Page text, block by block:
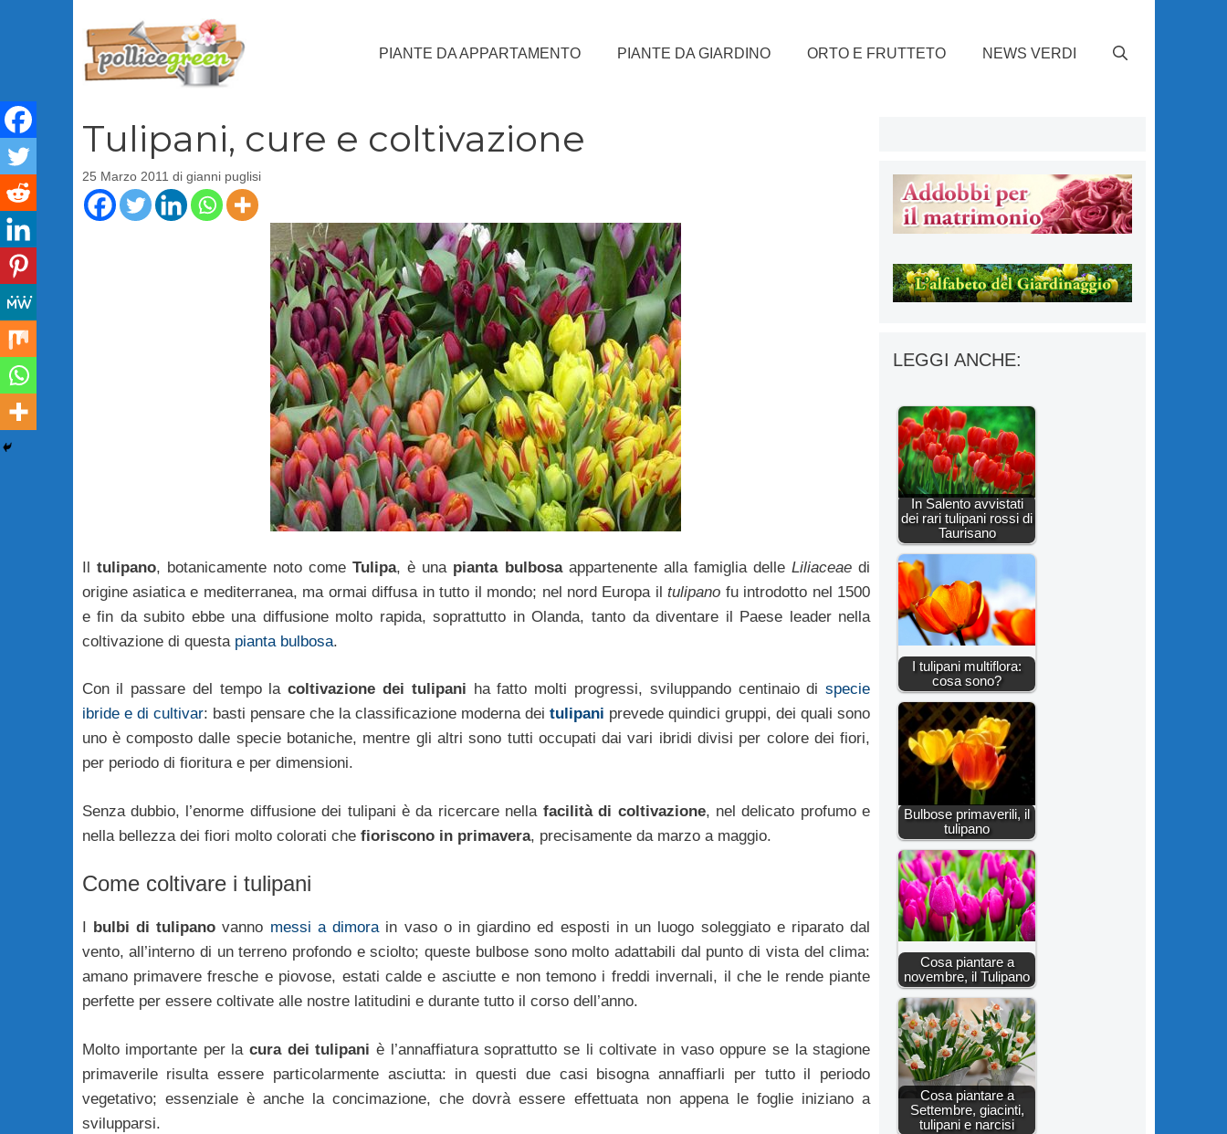
PIANTE DA APPARTAMENTO PIANTE DA GIARDINO ORTO E FRUTTETO NEWS VERDI
Tulipani, cure e coltivazione
25 Marzo 2011 di gianni puglisi
Il tulipano, botanicamente noto comeTulipa, è una pianta bulbosaappartenente alla famiglia delleLiliaceae di
origine asiatica e mediterranea, ma ormai diffusa in tutto il mondo; nel nord Europa iltulipano fu introdotto nel 1500
e fin da subito ebbe una diffusione molto rapida, soprattutto in Olanda, tanto da diventare il Paese leader nella
coltivazione di questa pianta bulbosa.
Con il passare del tempo lacoltivazione dei tulipani ha fatto molti progressi, sviluppando centinaio dispecie
ibride e di cultivar: basti pensare che la classificazione moderna dei tulipani prevede quindici gruppi, dei quali sono
uno è composto dalle specie botaniche, mentre gli altri sono tutti occupati dai vari ibridi divisi per colore dei fiori,
per periodo di fioritura e per dimensioni.
Senza dubbio, l’enorme diffusione dei tulipani è da ricercare nella facilità di coltivazione, nel delicato profumo e
nella bellezza dei fiori molto colorati che fioriscono in primavera, precisamente da marzo a maggio.
Come coltivare i tulipani
bulbi di tulipano vanno messi a dimorain vaso o in giardino ed esposti in un luogo soleggiato e riparato dal
vento, all’interno di un terreno profondo e sciolto; queste bulbose sono molto adattabili dal punto di vista del clima:
amano primavere fresche e piovose, estati calde e asciutte e non temono i freddi invernali, il che le rende piante
perfette per essere coltivate alle nostre latitudini e durante tutto il corso dell’anno.
Molto importante per lacura dei tulipani è l’annaffiatura soprattutto se li coltivate in vaso oppure se la stagione
primaverile risulta essere particolarmente asciutta: in questi due casi bisogna annaffiarli per tutto il periodo
vegetativo; essenziale è anche la concimazione, che dovrà essere effettuata non appena le foglie iniziano a
svilupparsi.
LEGGI ANCHE:
In Salento avvistati
dei rari tulipani rossi di
Taurisano
I tulipani multiflora:
cosa sono?
Bulbose primaverili, il
tulipano
Cosa piantare a
novembre, il Tulipano
Cosa piantare a
Settembre, giacinti,
tulipani e narcisi